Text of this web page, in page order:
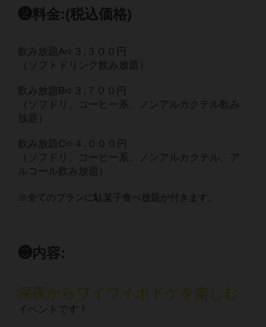
❷料金:(税込価格)
飲み放題A➪３,３００円
（ソフトドリンク飲み放題）
飲み放題B➪３,７００円
（ソフドリ、コーヒー系、ノンアルカクテル飲み
放題）
飲み放題C➪４,０００円
（ソフドリ、コーヒー系、ノンアルカクテル、ア
ルコール飲み放題）
※全てのプランに駄菓子食べ放題が付きます。
❸内容:
深夜からワイワイボドゲを楽しむ
イベントです！